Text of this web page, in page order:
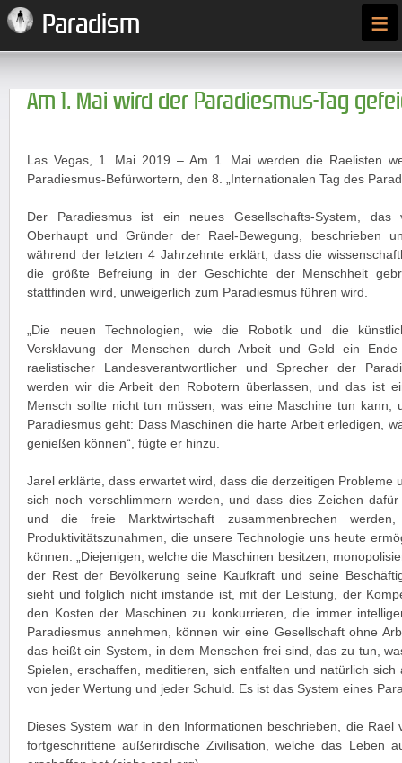
Paradism ≡
Am 1. Mai wird der Paradiesmus-Tag
Las Vegas, 1. Mai 2019 – Am 1. Mai werden die Raelisten
Paradiesmus-Befürwortern, den 8. „Internationalen Tag des
Der Paradiesmus ist ein neues Gesellschafts-System,
Oberhaupt und Gründer der Rael-Bewegung, beschrieben
während der letzten 4 Jahrzehnte erklärt, dass die
die größte Befreiung in der Geschichte der Menschheit
stattfinden wird, unweigerlich zum Paradiesmus führen wird.
„Die neuen Technologien, wie die Robotik und die
Versklavung der Menschen durch Arbeit und Geld ein Ende
raelistischer Landesverantwortlicher und Sprecher der
werden wir die Arbeit den Robotern überlassen, und das ist
Mensch sollte nicht tun müssen, was eine Maschine tun kann,
Paradiesmus geht: Dass Maschinen die harte Arbeit erledigen,
genießen können“, fügte er hinzu.
Jarel erklärte, dass erwartet wird, dass die derzeitigen Probleme
sich noch verschlimmern werden, und dass dies Zeichen
und die freie Marktwirtschaft zusammenbrechen
Produktivitätszunahmen, die unsere Technologie uns heute
können. „Diejenigen, welche die Maschinen besitzen,
der Rest der Bevölkerung seine Kaufkraft und seine
sieht und folglich nicht imstande ist, mit der Leistung, der
den Kosten der Maschinen zu konkurrieren, die immer
Paradiesmus annehmen, können wir eine Gesellschaft ohne
das heißt ein System, in dem Menschen frei sind, das zu tun,
Spielen, erschaffen, meditieren, sich entfalten und natürlich
von jeder Wertung und jeder Schuld. Es ist das System eines
Dieses System war in den Informationen beschrieben, die Rael
fortgeschrittene außerirdische Zivilisation, welche das Leben